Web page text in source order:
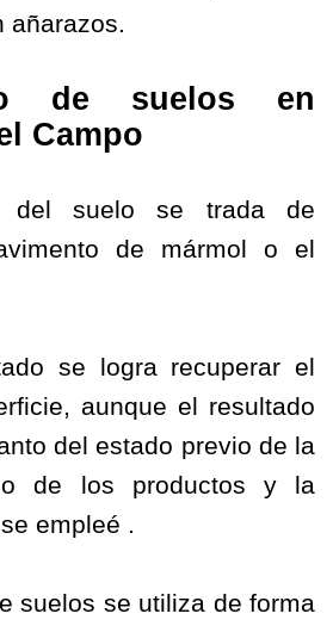
añarazos.
de suelos en
Campo
del suelo se trada de
de mármol o el
se logra recuperar el
aunque el resultado
del estado previo de la
de los productos y la
empleé .
suelos se utiliza de forma